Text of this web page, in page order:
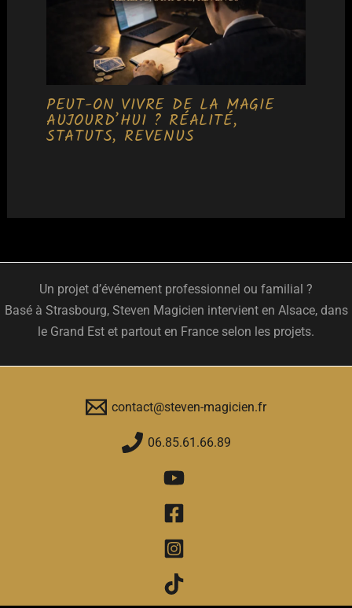
PEUT-ON VIVRE DE LA MAGIE
AUJOURD’HUI ? RÉALITÉ,
STATUTS, REVENUS
Un projet d’événement professionnel ou familial ?
Basé à Strasbourg, Steven Magicien intervient en Alsace, dans
le Grand Est et partout en France selon les projets.
contact@steven-magicien.fr
06.85.61.66.89